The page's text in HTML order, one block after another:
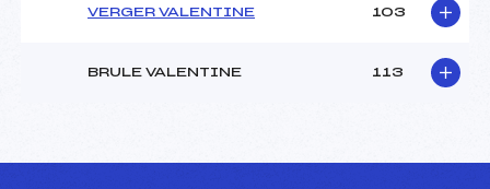
VERGER VALENTINE 103
BRULE VALENTINE 113